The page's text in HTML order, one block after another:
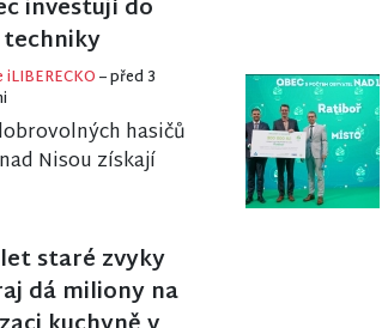
investují do
techniky
iLIBERECKO– před 3
hasičů
Nisou získají
staré zvyky
dá miliony na